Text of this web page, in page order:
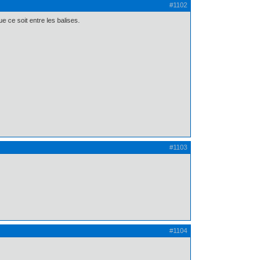
#1102
ce soit entre les balises.
#1103
#1104